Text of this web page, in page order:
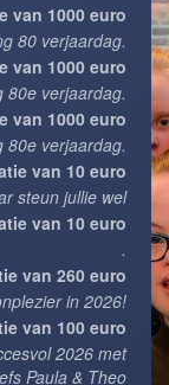
van 1000 euro
80 verjaardag.
van 1000 euro
80e verjaardag.
van 1000 euro
80e verjaardag.
van 10 euro
steun jullie wel
van 10 euro
.
van 260 euro
in 2026!
van 100 euro
2026 met
Paula & Theo